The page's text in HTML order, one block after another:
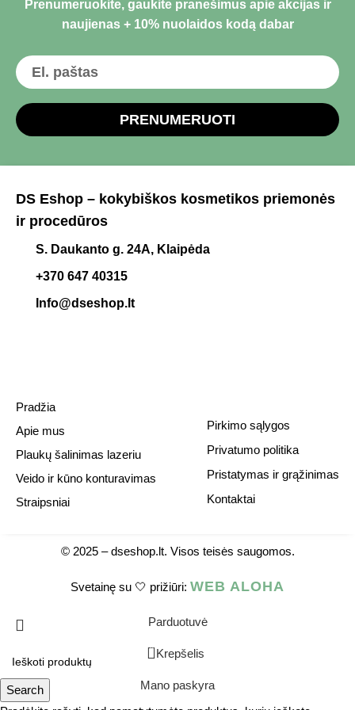
Prenumeruokite, gaukite pranešimus apie akcijas ir
naujienas + 10% nuolaidos kodą dabar
PRENUMERUOTI
DS Eshop – kokybiškos kosmetikos priemonės
ir procedūros
S. Daukanto g. 24A, Klaipėda
+370 647 40315
Info@dseshop.lt
Pradžia
Apie mus
Plaukų šalinimas lazeriu
Veido ir kūno konturavimas
Straipsniai
Pirkimo sąlygos
Privatumo politika
Pristatymas ir grąžinimas
Kontaktai
© 2025 –dseshop.lt. Visos teisės saugomos.
Svetainę su 🤍 prižiūri:WEB ALOHA
Search
Parduotuvė
0 Krepšelis
Mano paskyra